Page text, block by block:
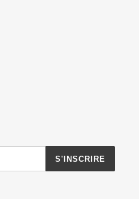
S'INSCRIRE